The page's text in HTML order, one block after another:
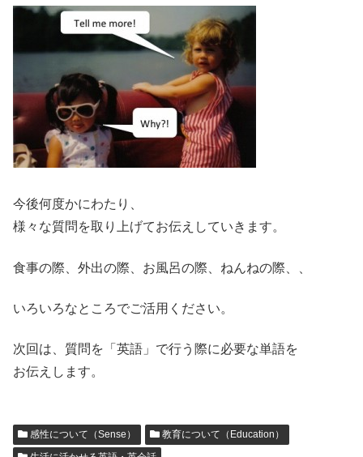
今後何度かにわたり、
様々な質問を取り上げてお伝えしていきます。
食事の際、外出の際、お風呂の際、ねんねの際、、
いろいろなところでご活用ください。
次回は、質問を「英語」で行う際に必要な単語を
お伝えします。
感性について（Sense）
教育について（Education）